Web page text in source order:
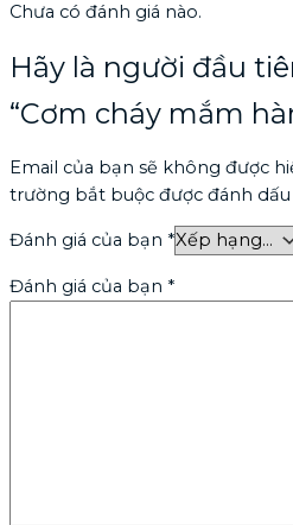
Chưa có đánh giá nào.
Hãy là người đầu
“Cơm cháy mắm
Email của bạn sẽ không được
trường bắt buộc được đánh dấu
Đánh giá của bạn *
Đánh giá của bạn *